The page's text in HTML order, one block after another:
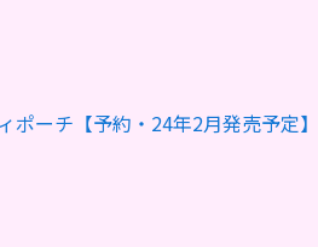
ポーチ【予約・24年2月発売予定】